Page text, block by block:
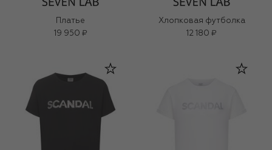
Платье
19 950 ₽
Хлопковая футболка
12 180 ₽